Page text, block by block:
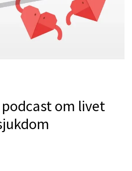
om livet